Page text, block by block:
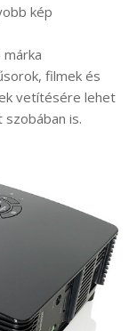
kép
filmek és
vetítésére lehet
is.